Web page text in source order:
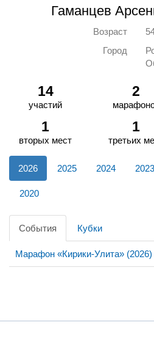
Гаманцев
Возраст
Город
14
участий
2
1
вторых мест
1
третьих
2026 2025 2024 2023
2020
События Кубки
Марафон «Кирики-Улита» (2026)